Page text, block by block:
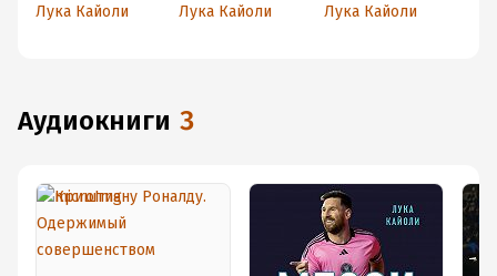
совершенством
Лука Кайоли
короны
Лука Кайоли
Лука Кайоли
аудиокниги 3